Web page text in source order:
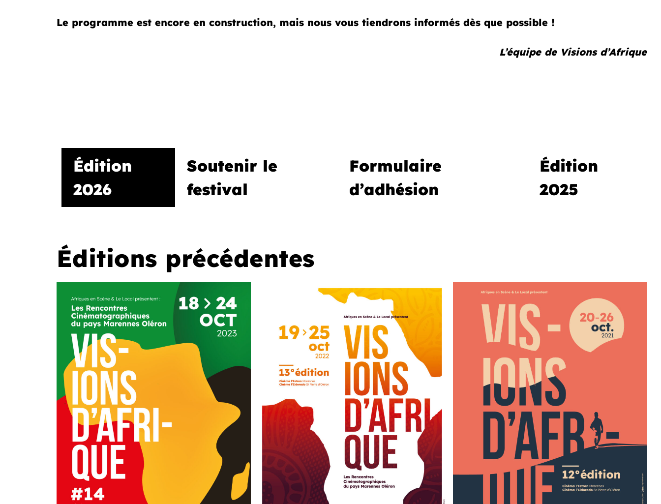
Le programme est encore en construction, mais nous vous tiendrons informés dès que possible !
L’équipe de Visions d’Afrique
Édition
2026
Soutenir le
festival
Formulaire
d’adhésion
Édition
2025
Éditions précédentes